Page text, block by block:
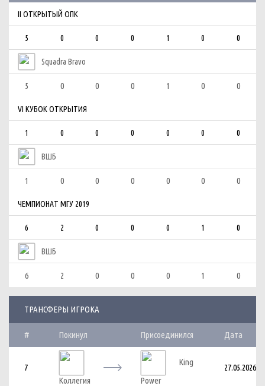
II ОТКРЫТЫЙ ОПК
5 0 0 0 1 0 0
Squadra Bravo
5 0 0 0 1 0 0
VI КУБОК ОТКРЫТИЯ
1 0 0 0 0 0 0
ВШБ
1 0 0 0 0 0 0
ЧЕМПИОНАТ МГУ 2019
6 2 0 0 0 1 0
ВШБ
6 2 0 0 0 1 0
ТРАНСФЕРЫ ИГРОКА
# Покинул Присоединился Дата
7
Коллегия
King
Power
27.05.2026